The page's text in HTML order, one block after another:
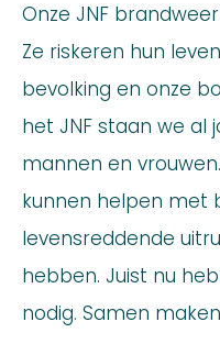
Onze JNF
Ze riskeren hun
bevolking en onze
het JNF staan we al
mannen en
kunnen helpen met
levensreddende
hebben. Juist nu
nodig. Samen